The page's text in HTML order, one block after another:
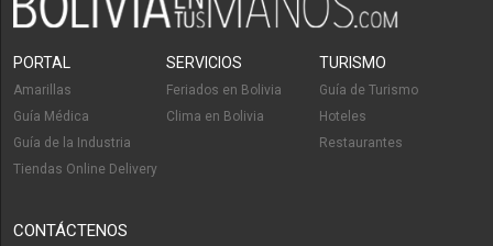
PORTAL
Amarillas
Guía Médica
Guía de la Industria
Tiendas Online Delivery
SERVICIOS
Feriados en Bolivia
Clima en Bolivia
TURISMO
Guía de Turismo
Hoteles
Restaurantes
CONTÁCTENOS